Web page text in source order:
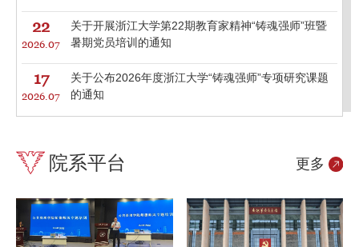
22
2026.07
关于开展浙江大学第22期教育家精神“铸魂强师”班暨
暑期党员培训的通知
17
2026.07
关于公布2026年度浙江大学“铸魂强师”专项研究课题
的通知
院系平台 更多